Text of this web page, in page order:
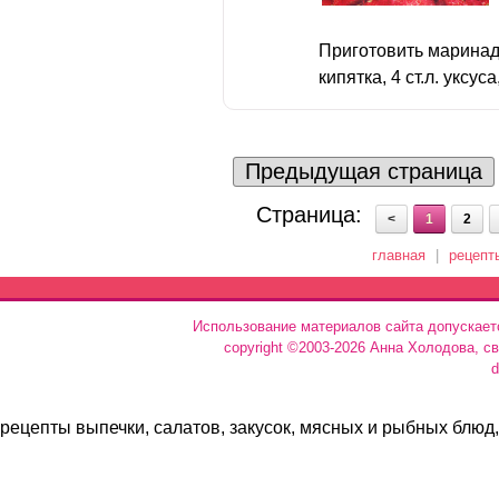
Приготовить
кипятка, 4 ст.л.
Предыдущая страница
Страница:
< 1 2
главная
Использование материалов сайта
copyright ©2003-2026 Анна Холодова,
рецепты выпечки, салатов, закусок, мясных и рыбных